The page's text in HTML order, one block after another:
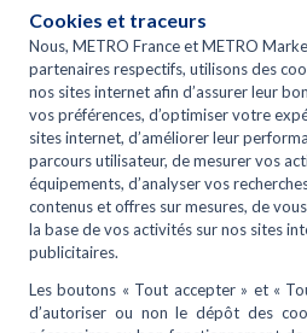
Print
Articles dans ce
Quels sont les frais de
Comment souscrire à la